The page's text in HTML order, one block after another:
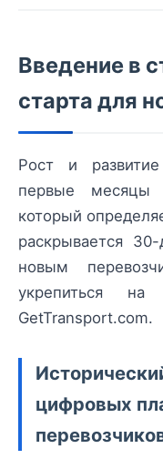
Введение в
старта для
Рост и
первые месяцы
который
раскрывается
новым
укрепиться
GetTransport.com.
цифровых